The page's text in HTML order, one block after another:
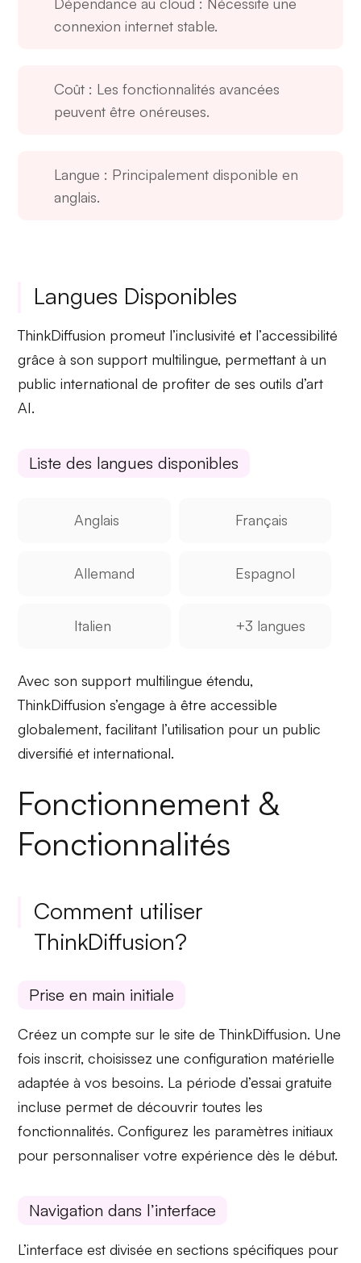
connexion internet stable.
Coût : Les fonctionnalités avancées
peuvent être onéreuses.
Langue : Principalement disponible en
anglais.
Langues Disponibles
ThinkDiffusion promeut l’inclusivité et l’accessibilité
grâce à son support multilingue, permettant à un
public international de profiter de ses outils d’art
AI.
Liste des langues disponibles
Anglais Français
Allemand Espagnol
Italien +3 langues
Avec son support multilingue étendu,
ThinkDiffusion s’engage à êtreaccessible
globalement, facilitant l’utilisation pour un public
diversifié et international.
Fonctionnement &
Fonctionnalités
Comment utiliser
ThinkDiffusion?
Prise en main initiale
Créez un compte sur le site de ThinkDiffusion. Une
fois inscrit, choisissez uneconfiguration matérielle
adaptée à vos besoins. La période d’essai gratuite
incluse permet de découvrir toutes les
fonctionnalités. Configurez les paramètres initiaux
pour personnaliser votre expérience dès le début.
Navigation dans l’interface
L’interface est divisée en sections spécifiques pour